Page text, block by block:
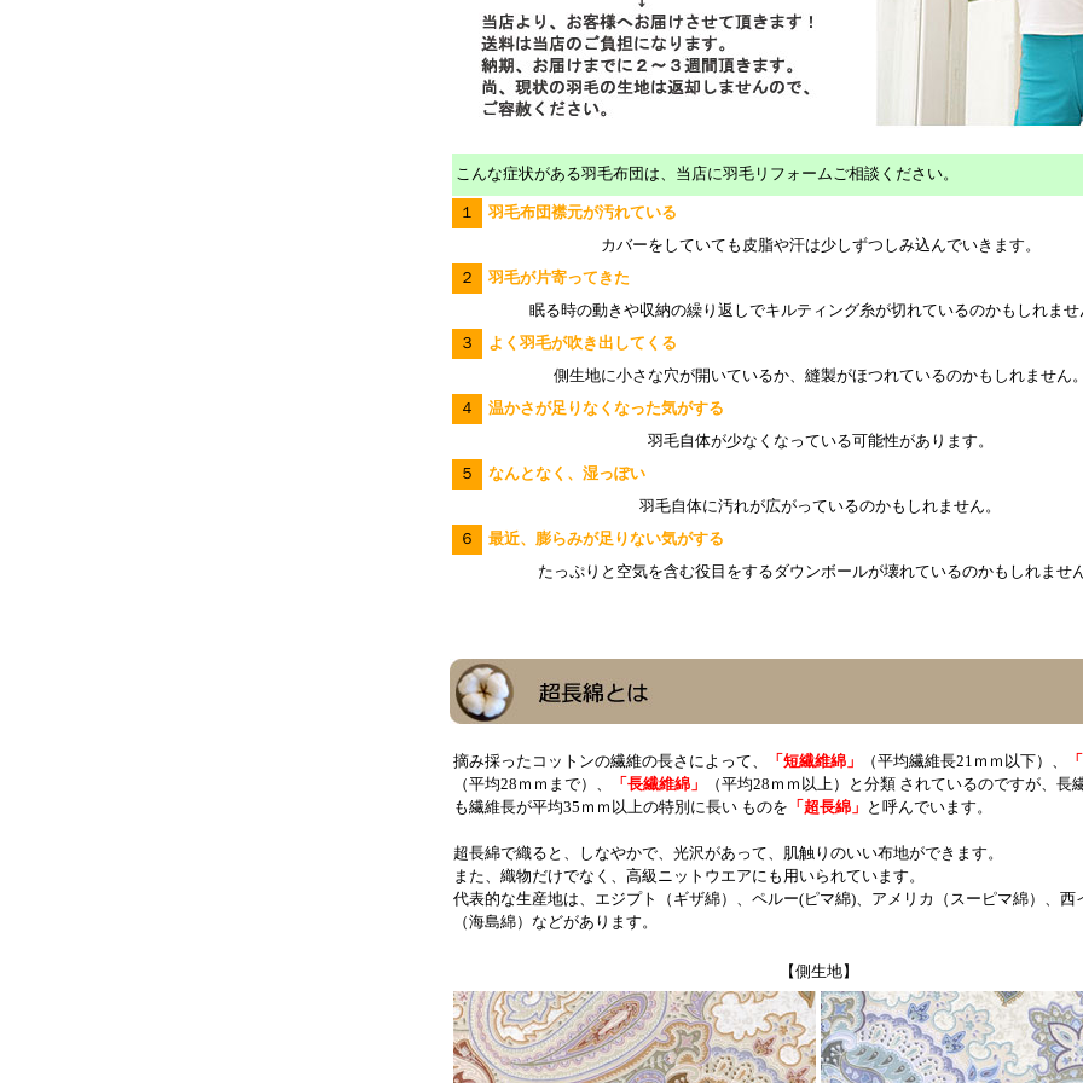
こんな症状がある羽毛布団は、当店に羽毛リフォームご相談ください。
１
羽毛布団襟元が汚れている
カバーをしていても皮脂や汗は少しずつしみ込んでいきます。
２
羽毛が片寄ってきた
眠る時の動きや収納の繰り返しでキルティング糸が切れているのかもしれませ
３
よく羽毛が吹き出してくる
側生地に小さな穴が開いているか、縫製がほつれているのかもしれません
４
温かさが足りなくなった気がする
羽毛自体が少なくなっている可能性があります。
５
なんとなく、湿っぽい
羽毛自体に汚れが広がっているのかもしれません。
６
最近、膨らみが足りない気がする
たっぷりと空気を含む役目をするダウンボールが壊れているのかもしれませ
摘み採ったコットンの繊維の長さによって、 「短繊維綿」 （平均繊維長21ｍｍ以下）、
（平均28ｍｍまで）、
「長繊維綿」
（平均28ｍｍ以上）と分類 されているのですが、長
も繊維長が平均35ｍｍ以上の特別に長い ものを 「超長綿」 と呼んでいます。
超長綿で織ると、しなやかで、光沢があって、肌触りのいい布地ができます。
また、織物だけでなく、高級ニットウエアにも用いられています。
代表的な生産地は、エジプト（ギザ綿）、ペルー(ピマ綿)、アメリカ（スーピマ綿）、西
（海島綿）などがあります。
【側生地】